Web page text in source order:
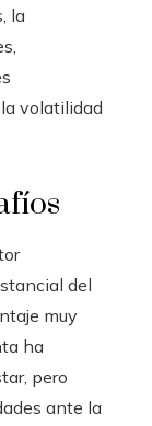
la
volatilidad
del
muy
ha
pero
ante la